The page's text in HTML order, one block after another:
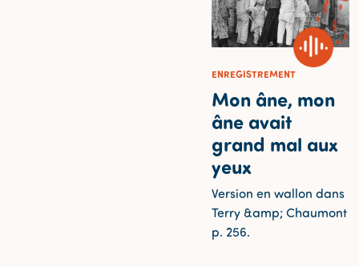
ENREGISTREMENT
Mon âne, mon
âne avait
grand mal aux
yeux
Version en wallon dans
Terry &amp; Chaumont
p. 256.